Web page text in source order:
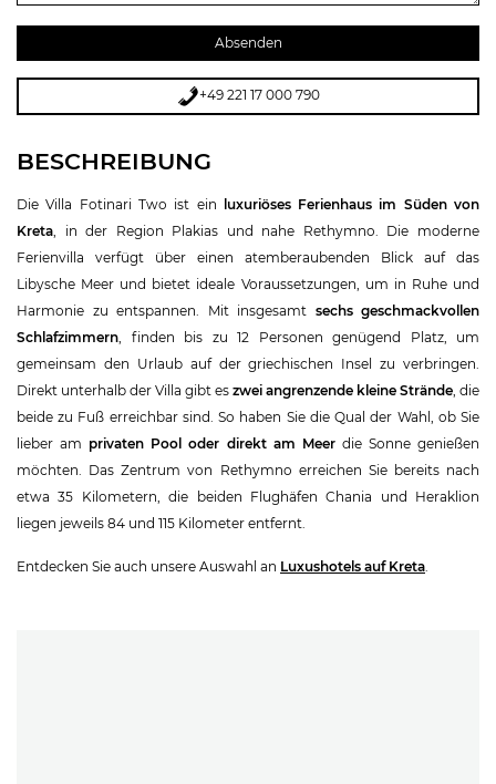
+49 221 17 000 790
BESCHREIBUNG
Die Villa Fotinari Two ist ein luxuriöses Ferienhaus im Süden von
Kreta , in der Region Plakias und nahe Rethymno. Die moderne
Ferienvilla verfügt über einen atemberaubenden Blick auf das
Libysche Meer und bietet ideale Voraussetzungen, um in Ruhe und
Harmonie zu entspannen. Mit insgesamt sechs geschmackvollen
Schlafzimmern , finden bis zu 12 Personen genügend Platz, um
gemeinsam den Urlaub auf der griechischen Insel zu verbringen.
Direkt unterhalb der Villa gibt es zwei angrenzende kleine Strände , die
beide zu Fuß erreichbar sind. So haben Sie die Qual der Wahl, ob Sie
lieber am privaten Pool oder direkt am Meerdie Sonne genießen
möchten. Das Zentrum von Rethymno erreichen Sie bereits nach
etwa 35 Kilometern, die beiden Flughäfen Chania und Heraklion
liegen jeweils 84 und 115 Kilometer entfernt.
Entdecken Sie auch unsere Auswahl an Luxushotels auf Kreta